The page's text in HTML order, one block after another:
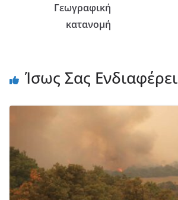
Γεωγραφική
κατανομή
Ίσως Σας Ενδιαφέρει